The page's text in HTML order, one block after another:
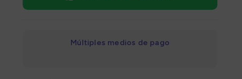
Múltiples medios de pago